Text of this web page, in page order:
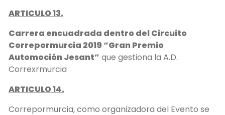
ARTICULO 13.
Carrera encuadrada dentro del Circuito
Correpormurcia 2019 “Gran Premio
Automoción Jesant” que gestiona la A.D.
Correxrmurcia
ARTICULO 14.
Correpormurcia, como organizadora del Evento se